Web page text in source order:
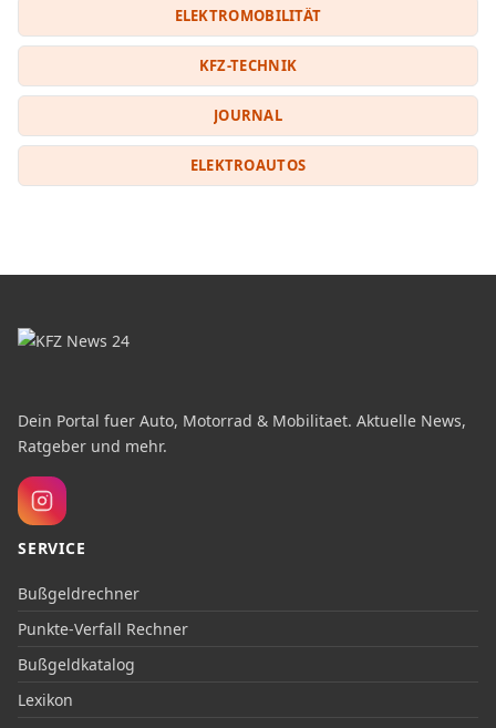
ELEKTROMOBILITÄT
KFZ-TECHNIK
JOURNAL
ELEKTROAUTOS
Dein Portal fuer Auto, Motorrad & Mobilitaet. Aktuelle News,
Ratgeber und mehr.
SERVICE
Bußgeldrechner
Punkte-Verfall Rechner
Bußgeldkatalog
Lexikon